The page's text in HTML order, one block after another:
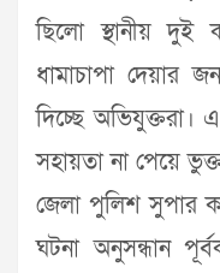
ছিলো স্থানীয় দুই
ধামাচাপা দেয়ার
দিচ্ছে
সহায়তা না পেয়ে
জেলা পুলিশ সুপার
ঘটনা অনুসন্ধান